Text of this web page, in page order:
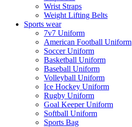
Wrist Straps
Weight Lifting Belts
Sports wear
7v7 Uniform
American Football Uniform
Soccer Uniform
Basketball Uniform
Baseball Uniform
Volleyball Uniform
Ice Hockey Uniform
Rugby Uniform
Goal Keeper Uniform
Softball Uniform
Sports Bag